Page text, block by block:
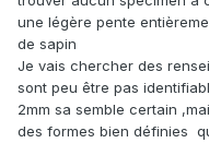
une légère pente
de sapin
Je vais chercher des
sont peu être pas
2mm sa semble certain
des formes bien définies